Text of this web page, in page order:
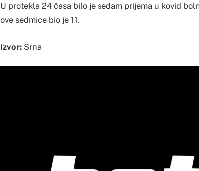
U protekla 24 časa bilo je sedam prijema u kovid
ove sedmice bio je 11.
Izvor: Srna